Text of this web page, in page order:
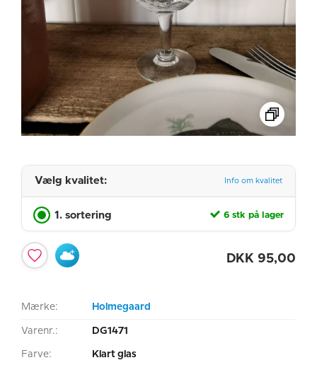
Vælg kvalitet: Info om kvalitet
1. sortering 6 stk på lager
DKK 95,00
Mærke: Holmegaard
Varenr.: DG1471
Farve: Klart glas